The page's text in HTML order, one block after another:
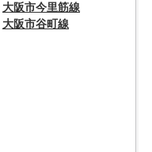
大阪市今里筋線
大阪市谷町線